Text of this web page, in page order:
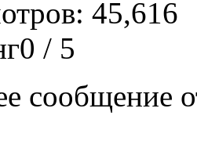
45,616
/ 5
сообщение